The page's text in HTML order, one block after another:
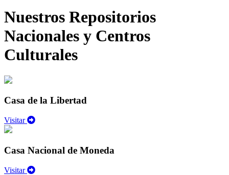
Nuestros Repositorios
Nacionales y Centros
Culturales
Casa de la Libertad
Visitar
Casa Nacional de Moneda
Visitar